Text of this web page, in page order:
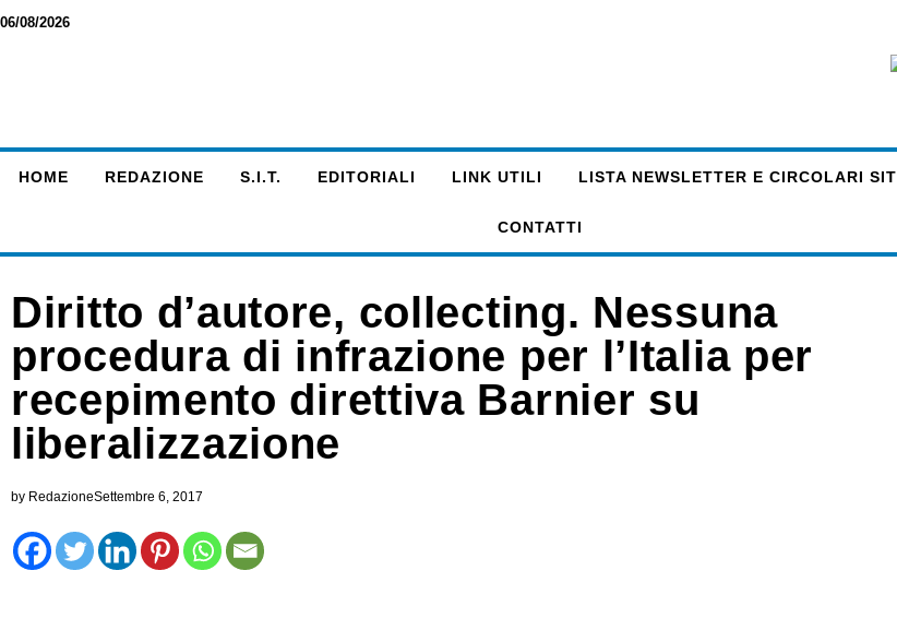
06/08/2026
HOME REDAZIONE S.I.T. EDITORIALI LINK UTILI LISTA NEWSLETTER E CIRCOLARI SIT
CONTATTI
Diritto d’autore, collecting. Nessuna
procedura di infrazione per l’Italia per
recepimento direttiva Barnier su
liberalizzazione
by RedazioneSettembre 6, 2017